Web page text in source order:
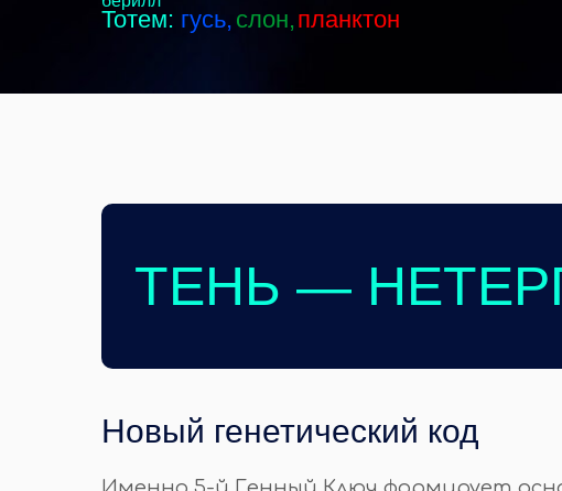
Тотем: гусь, слон, планктон
ТЕНЬ —
Новый генетический код